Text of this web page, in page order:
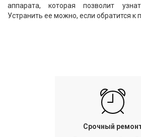
аппарата, которая позволит
Устранить ее можно, если обратится к
Срочный